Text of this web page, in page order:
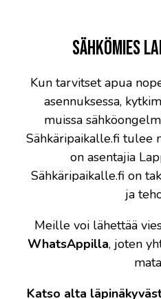
Sähkömies
Kun tarvitset apua
asennuksessa,
muissa
Sähkäripaikalle.fi tulee
on asentajia
Sähkäripaikalle.fi on
ja
Meille voi lähettää
WhatsAppilla, joten
Katso alta